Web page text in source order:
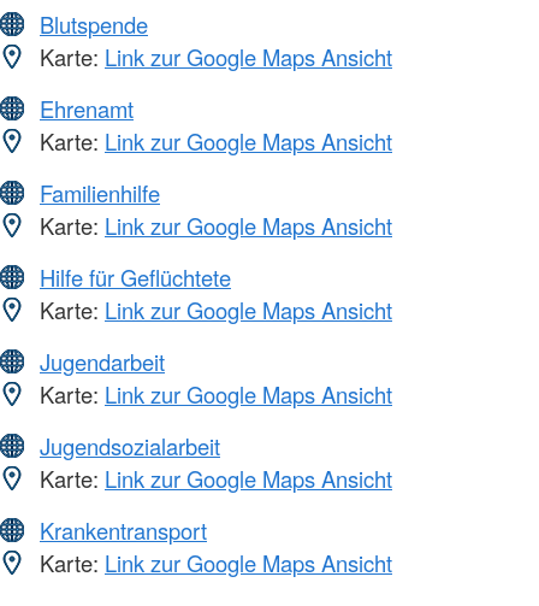
Blutspende
Karte: Link zur Google Maps Ansicht
Ehrenamt
Karte: Link zur Google Maps Ansicht
Familienhilfe
Karte: Link zur Google Maps Ansicht
Hilfe für Geflüchtete
Karte: Link zur Google Maps Ansicht
Jugendarbeit
Karte: Link zur Google Maps Ansicht
Jugendsozialarbeit
Karte: Link zur Google Maps Ansicht
Krankentransport
Karte: Link zur Google Maps Ansicht